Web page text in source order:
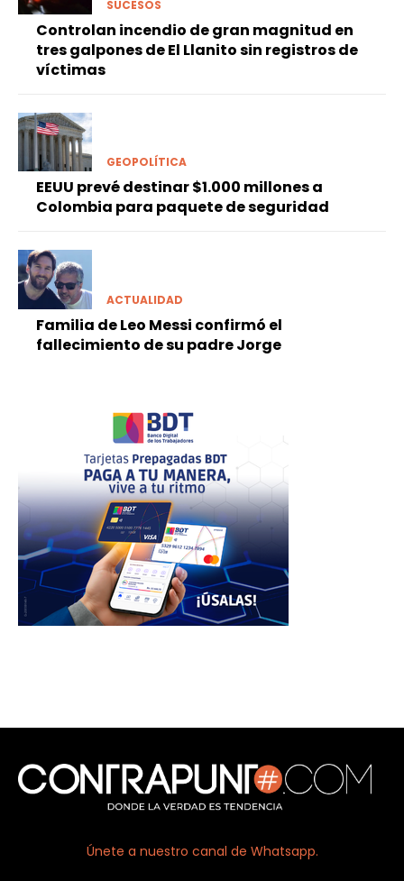
SUCESOS
Controlan incendio de gran magnitud en
tres galpones de El Llanito sin registros de
víctimas
GEOPOLÍTICA
EEUU prevé destinar $1.000 millones a
Colombia para paquete de seguridad
ACTUALIDAD
Familia de Leo Messi confirmó el
fallecimiento de su padre Jorge
Únete a nuestro canal de Whatsapp.